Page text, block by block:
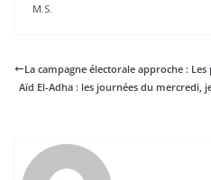
M.S.
La campagne électorale approche :
Aïd El-Adha : les journées du mercredi,